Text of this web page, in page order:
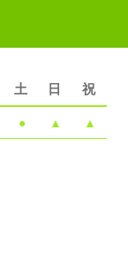
土 日 祝
● ▲ ▲